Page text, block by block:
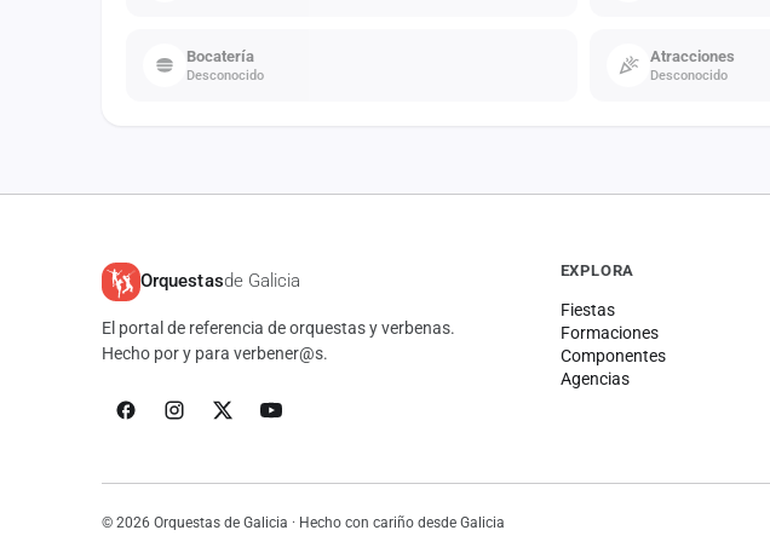
Bocatería
Desconocido
Atracciones
Desconocido
Orquestasde Galicia
El portal de referencia de orquestas y verbenas.
Hecho por y para verbener@s.
EXPLORA
Fiestas
Formaciones
Componentes
Agencias
© 2026 Orquestas de Galicia · Hecho con cariño desde Galicia